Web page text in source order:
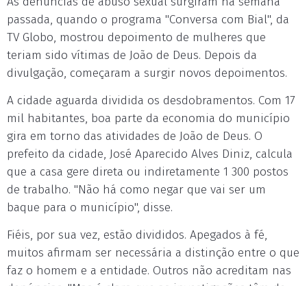
passada, quando o programa "Conversa com Bial", da
TV Globo, mostrou depoimento de mulheres que
teriam sido vítimas de João de Deus. Depois da
divulgação, começaram a surgir novos depoimentos.
A cidade aguarda dividida os desdobramentos. Com 17
mil habitantes, boa parte da economia do município
gira em torno das atividades de João de Deus. O
prefeito da cidade, José Aparecido Alves Diniz, calcula
que a casa gere direta ou indiretamente 1 300 postos
de trabalho. "Não há como negar que vai ser um
baque para o município", disse.
Fiéis, por sua vez, estão divididos. Apegados à fé,
muitos afirmam ser necessária a distinção entre o que
faz o homem e a entidade. Outros não acreditam nas